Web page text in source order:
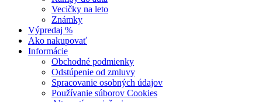
Vecičky na leto
Známky
Výpredaj %
Ako nakupovať
Informácie
Obchodné podmienky
Odstúpenie od zmluvy
Spracovanie osobných údajov
Používanie súborov Cookies